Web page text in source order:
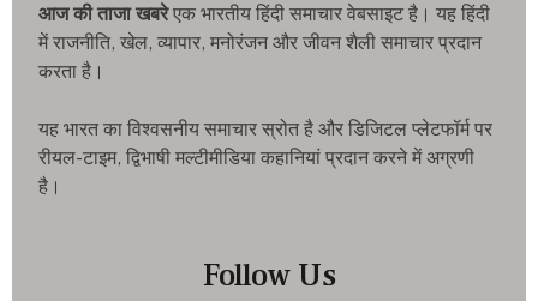
आज की ताजा खबरेएक भारतीय हिंदी समाचार वेबसाइट है। यह हिंदी
में राजनीति, खेल, व्यापार, मनोरंजन और जीवन शैली समाचार प्रदान
करता है।
यह भारत का विश्वसनीय समाचार स्रोत है और डिजिटल प्लेटफॉर्म पर
रीयल-टाइम, द्विभाषी मल्टीमीडिया कहानियां प्रदान करने में अग्रणी
है।
Follow Us